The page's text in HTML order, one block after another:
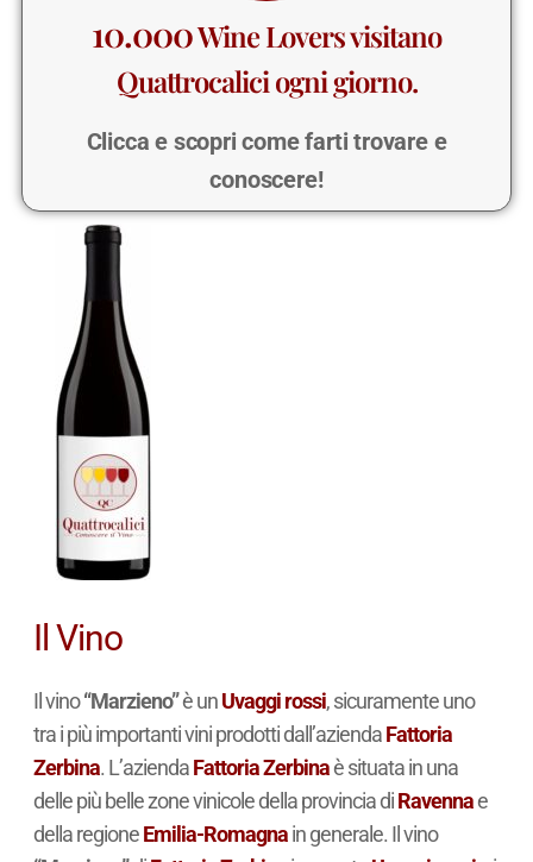
10.000Wine Lovers visitano
Quattrocalici ogni giorno.
Clicca e scopri come farti trovare e
conoscere!
Il Vino
Il vino“Marzieno”è unUvaggi rossi, sicuramente uno
tra i più importanti vini prodotti dall’aziendaFattoria
Zerbina. L’aziendaFattoria Zerbinaè situata in una
delle più belle zone vinicole della provincia diRavennae
della regioneEmilia-Romagnain generale. Il vino